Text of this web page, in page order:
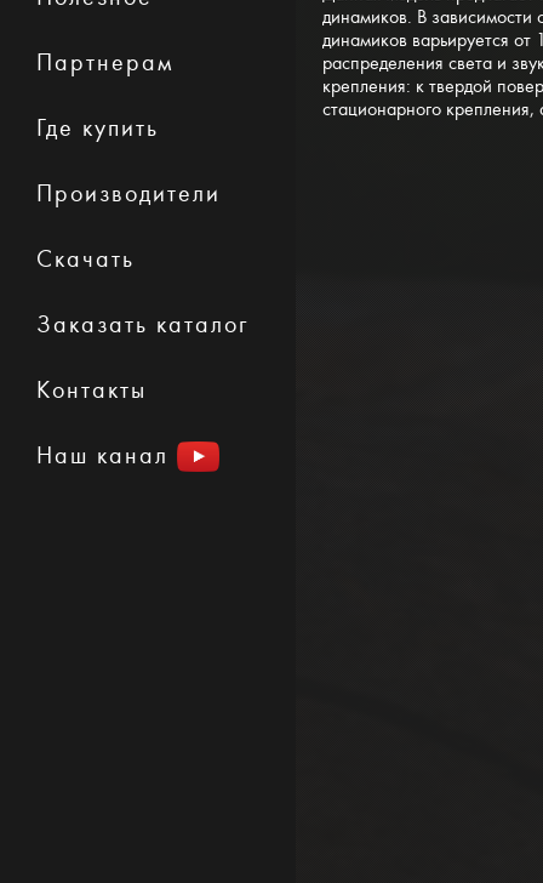
динамиков. В зависимости
динамиков варьируется
распределения света и
крепления: к твердой
стационарного
Партнерам
Где купить
Производители
Скачать
Заказать каталог
Контакты
Наш канал